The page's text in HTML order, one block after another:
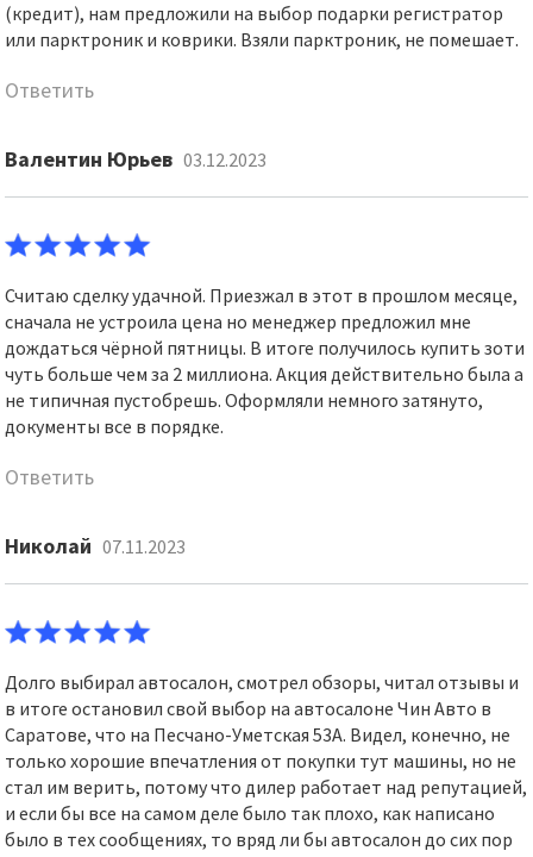
(кредит), нам предложили на выбор подарки регистратор
или парктроник и коврики. Взяли парктроник, не помешает.
Ответить
Валентин Юрьев 03.12.2023
Считаю сделку удачной. Приезжал в этот в прошлом месяце,
сначала не устроила цена но менеджер предложил мне
дождаться чёрной пятницы. В итоге получилось купить зоти
чуть больше чем за 2 миллиона. Акция действительно была а
не типичная пустобрешь. Оформляли немного затянуто,
документы все в порядке.
Ответить
Николай 07.11.2023
Долго выбирал автосалон, смотрел обзоры, читал отзывы и
в итоге остановил свой выбор на автосалоне Чин Авто в
Саратове, что на Песчано-Уметская 53А. Видел, конечно, не
только хорошие впечатления от покупки тут машины, но не
стал им верить, потому что дилер работает над репутацией,
и если бы все на самом деле было так плохо, как написано
было в тех сообщениях, то вряд ли бы автосалон до сих пор